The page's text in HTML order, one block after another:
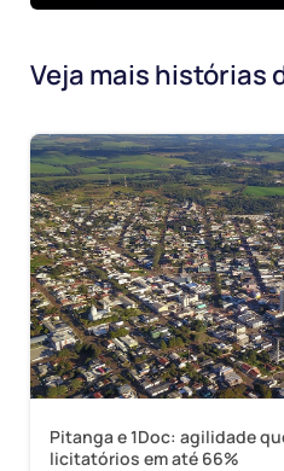
Veja mais histórias
Pitanga e 1Doc: agilidade
licitatórios em até 66%